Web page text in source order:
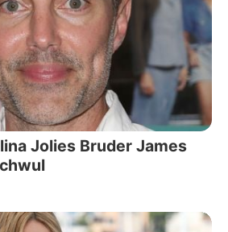
Jolies Bruder James